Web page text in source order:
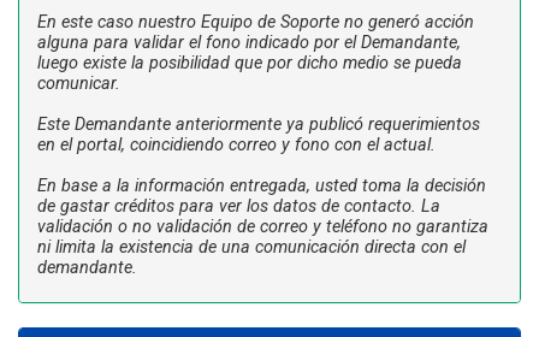
En este caso nuestro Equipo de Soporte no generó acción
alguna para validar el fono indicado por el Demandante,
luego existe la posibilidad que por dicho medio se pueda
comunicar.
Este Demandante anteriormente ya publicó requerimientos
en el portal, coincidiendo correo y fono con el actual.
En base a la información entregada, usted toma la decisión
de gastar créditos para ver los datos de contacto. La
validación o no validación de correo y teléfono no garantiza
ni limita la existencia de una comunicación directa con el
demandante.